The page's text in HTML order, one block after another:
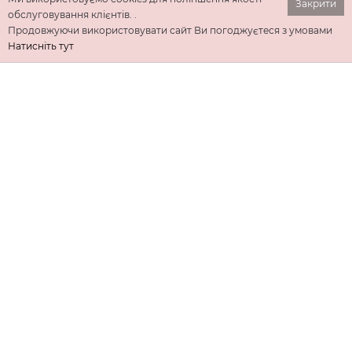
Закрити
обслуговування клієнтів. .
Продовжуючи використовувати сайт Ви погоджуєтеся з умовами
Натисніть тут